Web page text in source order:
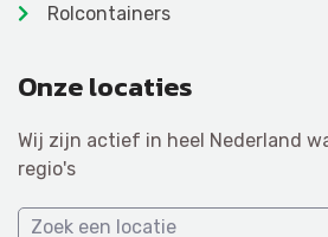
Rolcontainers
Onze locaties
Wij zijn actief in heel Nederland
regio's
Zoek een locatie